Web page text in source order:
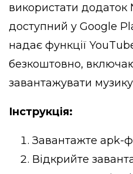
використати додаток
доступний у Google
надає функції
безкоштовно,
завантажувати
Інструкція:
Завантажте apk-
Відкрийте